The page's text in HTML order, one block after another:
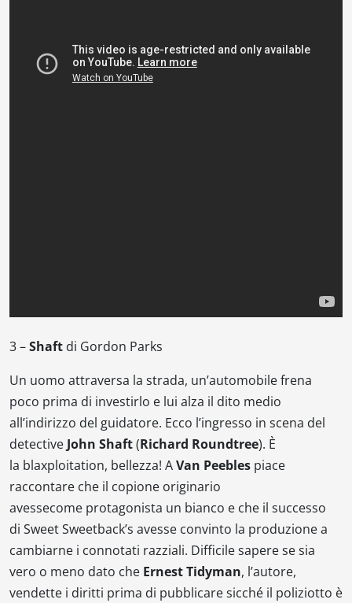
3 –Shaft di Gordon Parks
Un uomo attraversa la strada, un’automobile frena
poco prima di investirlo e lui alza il dito medio
all’indirizzo del guidatore. Ecco l’ingresso in scena del
detective John Shaft(Richard Roundtree). È
la blaxploitation, bellezza! AVan Peebles piace
raccontare che il copione originario
avessecome protagonista un bianco e che il successo
di Sweet Sweetback’s avesse convinto la produzione a
cambiarne i connotati razziali. Difficile sapere se sia
vero o meno dato che Ernest Tidyman, l’autore,
vendette i diritti prima di pubblicare sicché il poliziotto è